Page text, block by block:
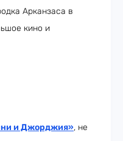
Арканзаса в
кино и
и Джорджия», не